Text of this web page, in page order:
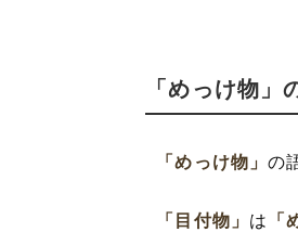
「めっけ物」
「めっけ物」 の
「目付物」 は 「